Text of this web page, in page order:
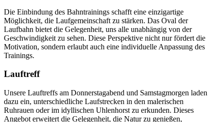
Die Einbindung des Bahntrainings schafft eine einzigartige
Möglichkeit, die Laufgemeinschaft zu stärken. Das Oval der
Laufbahn bietet die Gelegenheit, uns alle unabhängig von der
Geschwindigkeit zu sehen. Diese Perspektive nicht nur fördert die
Motivation, sondern erlaubt auch eine individuelle Anpassung des
Trainings.
Lauftreff
Unsere Lauftreffs am Donnerstagabend und Samstagmorgen laden
dazu ein, unterschiedliche Laufstrecken in den malerischen
Ruhrauen oder im idyllischen Uhlenhorst zu erkunden. Dieses
Angebot erweitert die Gelegenheit, die Natur zu genießen,